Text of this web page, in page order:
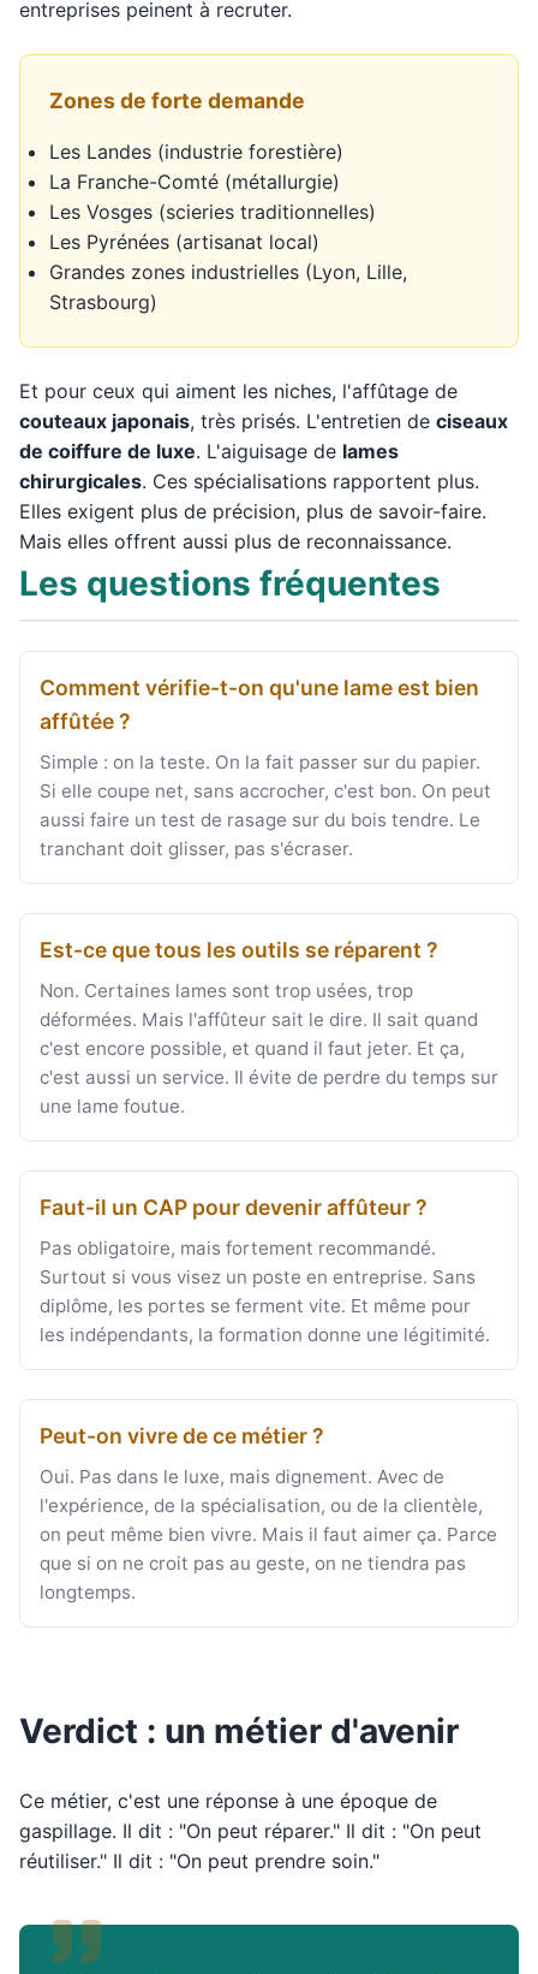
entreprises peinent à recruter.
Zones de forte demande
Les Landes (industrie forestière)
La Franche-Comté (métallurgie)
Les Vosges (scieries traditionnelles)
Les Pyrénées (artisanat local)
Grandes zones industrielles (Lyon, Lille,
Strasbourg)
Et pour ceux qui aiment les niches, l'affûtage de
couteaux japonais, très prisés. L'entretien de ciseaux
de coiffure de luxe. L'aiguisage de lames
chirurgicales. Ces spécialisations rapportent plus.
Elles exigent plus de précision, plus de savoir-faire.
Mais elles offrent aussi plus de reconnaissance.
Les questions fréquentes
Comment vérifie-t-on qu'une lame est bien
affûtée ?
Simple : on la teste. On la fait passer sur du papier.
Si elle coupe net, sans accrocher, c'est bon. On peut
aussi faire un test de rasage sur du bois tendre. Le
tranchant doit glisser, pas s'écraser.
Est-ce que tous les outils se réparent ?
Non. Certaines lames sont trop usées, trop
déformées. Mais l'affûteur sait le dire. Il sait quand
c'est encore possible, et quand il faut jeter. Et ça,
c'est aussi un service. Il évite de perdre du temps sur
une lame foutue.
Faut-il un CAP pour devenir affûteur ?
Pas obligatoire, mais fortement recommandé.
Surtout si vous visez un poste en entreprise. Sans
diplôme, les portes se ferment vite. Et même pour
les indépendants, la formation donne une légitimité.
Peut-on vivre de ce métier ?
Oui. Pas dans le luxe, mais dignement. Avec de
l'expérience, de la spécialisation, ou de la clientèle,
on peut même bien vivre. Mais il faut aimer ça. Parce
que si on ne croit pas au geste, on ne tiendra pas
longtemps.
Verdict : un métier d'avenir
Ce métier, c'est une réponse à une époque de
gaspillage. Il dit : "On peut réparer." Il dit : "On peut
réutiliser." Il dit : "On peut prendre soin."